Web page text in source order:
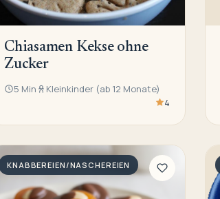
Chiasamen Kekse ohne
Zucker
5 Min
Kleinkinder (ab 12 Monate)
4
KNABBEREIEN/NASCHEREIEN